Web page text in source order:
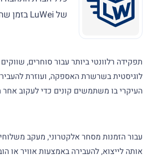
של LuWei בזמן שהזמנה עוברת דרך תהליך הייצוא, ההובלה הבינלאומית והמסירה לשותף משלוחים מקומי.
העיקרי בו משתמשים קונים כדי לעקוב
אותה לייצוא, להעבירה באמצעות אוויר